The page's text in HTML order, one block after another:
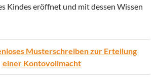
Kindes eröffnet und mit dessen Wissen
Musterschreiben zur Erteilung
einer Kontovollmacht